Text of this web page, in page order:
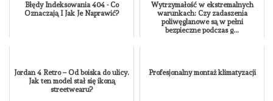
Błędy Indeksowania 404 - Co
Oznaczają I Jak Je Naprawić?
Wytrzymałość w ekstremalnych
warunkach: Czy zadaszenia
poliwęglanowe są w pełni
bezpieczne podczas g...
Jordan 4 Retro – Od boiska do ulicy.
Jak ten model stał się ikoną
streetwearu?
Profesjonalny montaż klimatyzacji